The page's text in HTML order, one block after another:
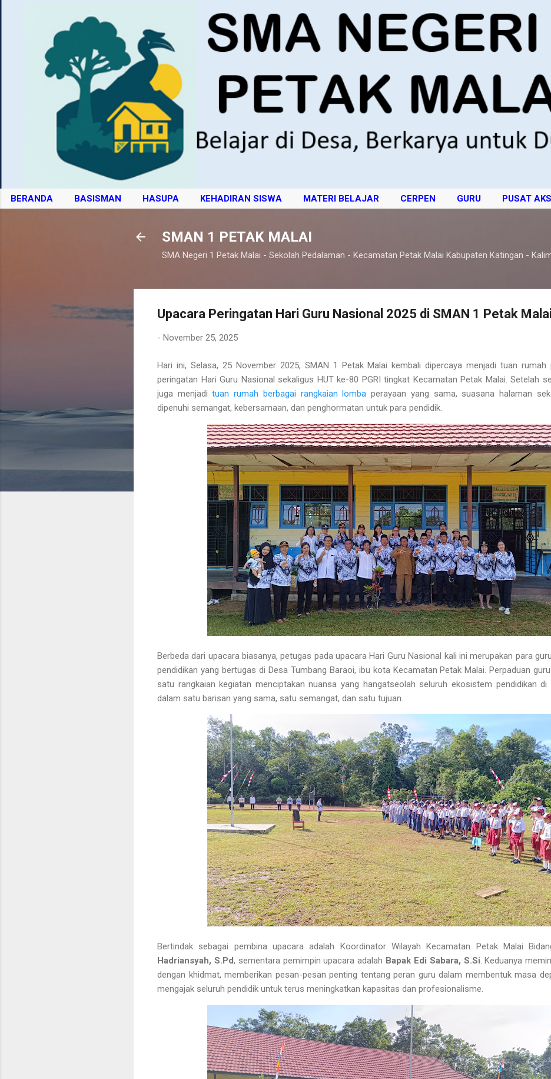
BERANDA BASISMAN HASUPA KEHADIRAN SISWA MATERI BELAJAR CERPEN GURU PUSAT
Langsung ke konten utama
SMAN 1 PETAK MALAI
SMA Negeri 1 Petak Malai - Sekolah Pedalaman - Kecamatan Petak Malai Kabupaten Katingan -
Upacara Peringatan Hari Guru Nasional 2025 di SMAN 1 Petak Malai
- November 25, 2025
Hari ini, Selasa, 25 November 2025, SMAN 1 Petak Malai kembali dipercaya menjadi tuan rumah
peringatan Hari Guru Nasional sekaligus HUT ke-80 PGRI tingkat Kecamatan Petak Malai. Setelah
juga menjadituan rumah berbagai rangkaian lomba perayaan yang sama, suasana halaman
dipenuhi semangat, kebersamaan, dan penghormatan untuk para pendidik.
Berbeda dari upacara biasanya, petugas pada upacara Hari Guru Nasional kali ini merupakan para
pendidikan yang bertugas di Desa Tumbang Baraoi, ibu kota Kecamatan Petak Malai. Perpaduan guru
satu rangkaian kegiatan menciptakan nuansa yang hangatseolah seluruh ekosistem pendidikan di
dalam satu barisan yang sama, satu semangat, dan satu tujuan.
Bertindak sebagai pembina upacara adalah Koordinator Wilayah Kecamatan Petak Malai
Hadriansyah, S.Pd, sementara pemimpin upacara adalah Bapak Edi Sabara, S.Si . Keduanya
dengan khidmat, memberikan pesan-pesan penting tentang peran guru dalam membentuk masa
mengajak seluruh pendidik untuk terus meningkatkan kapasitas dan profesionalisme.